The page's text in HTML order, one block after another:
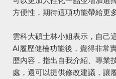
方便性，期待這項功能帶給更
雲科大碩士林小姐表示，自己
AI履歷健檢功能後，覺得非常
歷內容，指出自我介紹、專業
處，還可以提供修改建議，讓